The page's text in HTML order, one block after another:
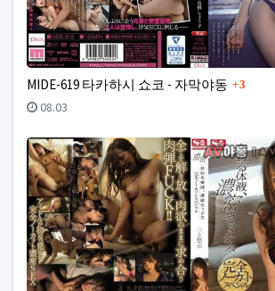
MIDE-619 타카하시 쇼코 - 자막야동 댓글
3
등록일
08.03